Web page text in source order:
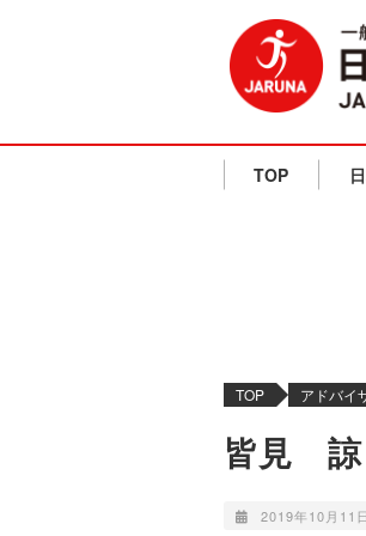
TOP
TOP アドバイ
皆見 諒
2019年10月11